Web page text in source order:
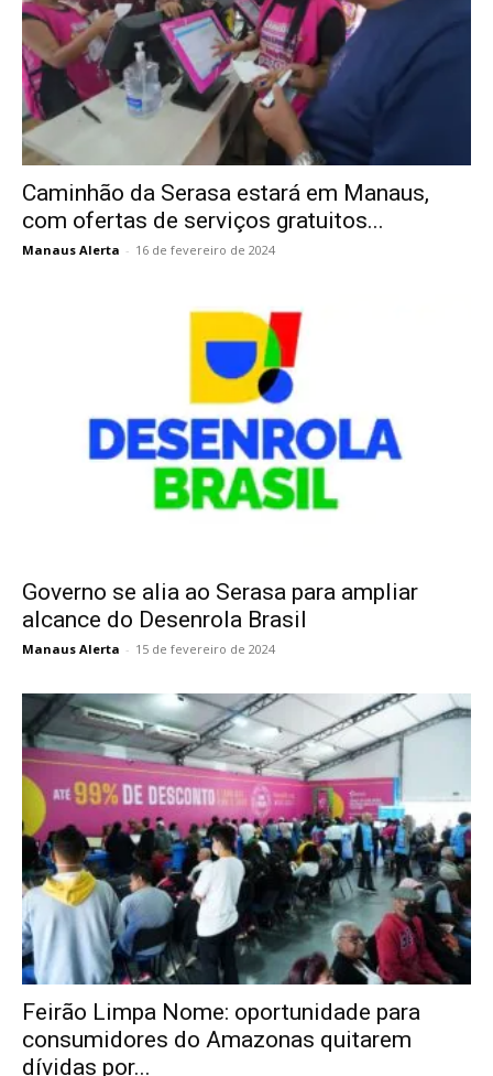
Caminhão da Serasa estará em Manaus,
com ofertas de serviços gratuitos...
Manaus Alerta - 16 de fevereiro de 2024
Governo se alia ao Serasa para ampliar
alcance do Desenrola Brasil
Manaus Alerta - 15 de fevereiro de 2024
Feirão Limpa Nome: oportunidade para
consumidores do Amazonas quitarem
dívidas por...